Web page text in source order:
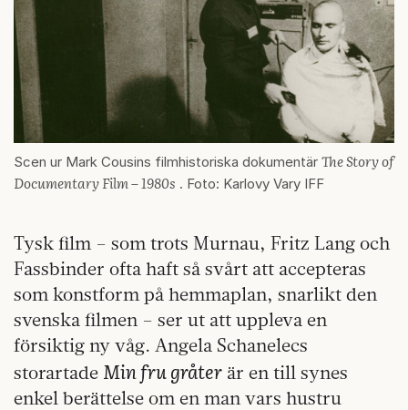
Scen ur Mark Cousins filmhistoriska dokumentär The Story of
Documentary Film – 1980s . Foto: Karlovy Vary IFF
Tysk film – som trots Murnau, Fritz Lang och
Fassbinder ofta haft så svårt att accepteras
som konstform på hemmaplan, snarlikt den
svenska filmen – ser ut att uppleva en
försiktig ny våg. Angela Schanelecs
storartade Min fru gråter är en till synes
enkel berättelse om en man vars hustru